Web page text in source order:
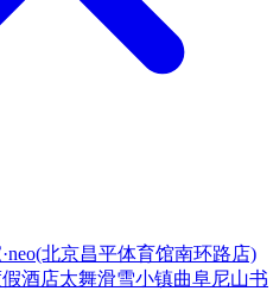
北京昌平体育馆南环路店)
酒店太舞滑雪小镇曲阜尼山书